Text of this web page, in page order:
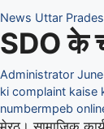
News Uttar
SDO के
Administrator
ki complaint kaise
numbermpeb